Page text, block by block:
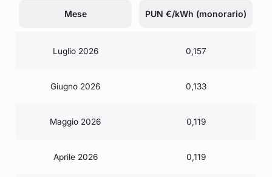
Mese PUN €/kWh (monorario)
Luglio 2026 0,157
Giugno 2026 0,133
Maggio 2026 0,119
Aprile 2026 0,119